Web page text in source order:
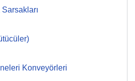
Konveyörleri